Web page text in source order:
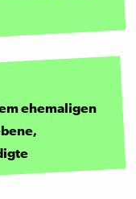
ehemaligen